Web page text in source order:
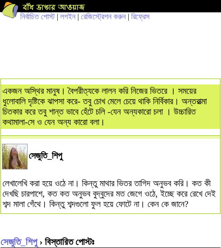
নির্বাচিত পোস্ট| লগইন | রেজিস্ট্রেশন করুন | রিফ্রেস
একজন অস্থির মানুষ। বৈপরীত্যকে লালন করি নিজের ভিতরে । সময়ের
ধুলোবালি দৃষ্টিকে ঝাপসা করে- তবু চোখ মেলে চেয়ে থাকি নির্বিকার। অন্তরাত্মা
চিতকার করে তবু শান্ত ভাবে হেঁটে চলি -যেন অন্যকারো চলা । উচ্চারিত
কথামালা-সে ও যেন অন্য কারো বলা।
সেজুতি_শিপু
লেখালেখি করা হয়ে ওঠে না। কিন্তু মাথার ভিতর তাগিদ অনুভব করি। কত কী
দেখছি চারপাশে, কত কত অনুভব বুদ্বুদের মত জেগে ওঠে, ইচ্ছে করে রেখে দেই
শব্দ মালা গেঁথে। কিন্তু শব্দগুলো ফুল হয়ে ফোটে না। কেন কে জানে?
সেজুতি_শিপু› বিস্তারিত পোস্টঃ